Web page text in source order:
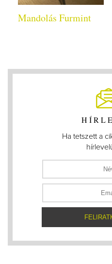
Mandolás Furmint
Ha tetszett a